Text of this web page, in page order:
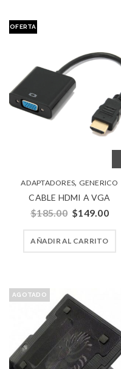
OFERTA
ADAPTADORES, GENERICO
CABLE HDMI A VGA
$185.00 $149.00
AÑADIR AL CARRITO
AGOTADO